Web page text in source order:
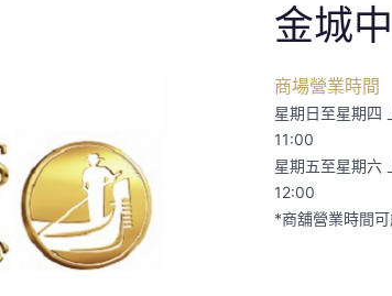
金城
商場營業時間
星期日至星期四
11:00
星期五至星期六
12:00
*商舖營業時間